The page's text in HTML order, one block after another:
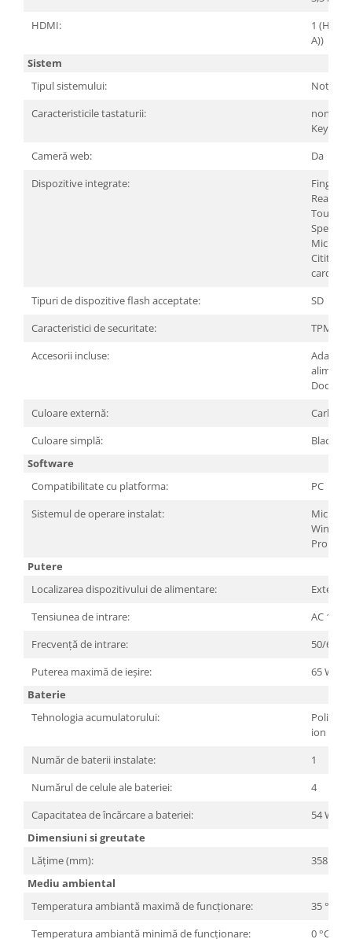
HDMI:
1 (HDMI
A))
Sistem
Tipul sistemului:
Caracteristicile tastaturii:
non-
Cameră web:
Da
Dispozitive integrate:
Finger
Reader
Cititor
carduri
Tipuri de dispozitive flash acceptate:
SD
Caracteristici de securitate:
TPM 2.0
Accesorii incluse:
Adaptor
Culoare externă:
Carbon
Culoare simplă:
Black
Software
Compatibilitate cu platforma:
PC
Sistemul de operare instalat:
Pro
Putere
Localizarea dispozitivului de alimentare:
Extern
Tensiunea de intrare:
AC 100-
Frecvență de intrare:
50/60 Hz
Puterea maximă de ieșire:
65 W
Baterie
Tehnologia acumulatorului:
Polimer
ion
Număr de baterii instalate:
1
Numărul de celule ale bateriei:
4
Capacitatea de încărcare a bateriei:
54 Wh
Dimensiuni si greutate
Lățime (mm):
358.5
Mediu ambiental
Temperatura ambiantă maximă de funcționare:
35 °C
Temperatura ambiantă minimă de funcționare:
0 °C